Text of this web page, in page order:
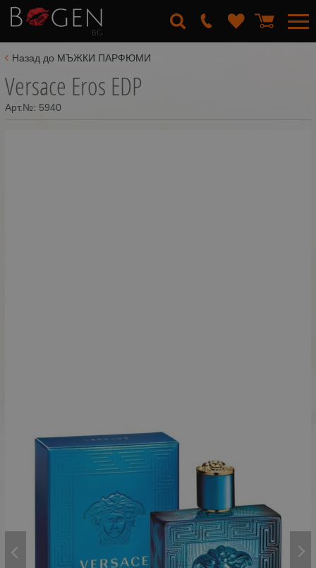
Назад до МЪЖКИ ПАРФЮМИ
Versace Eros EDP
Арт.№: 5940